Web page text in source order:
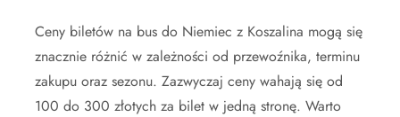
Ceny biletów na bus do Niemiec z Koszalina mogą się
znacznie różnić w zależności od przewoźnika, terminu
zakupu oraz sezonu. Zazwyczaj ceny wahają się od
100 do 300 złotych za bilet w jedną stronę. Warto